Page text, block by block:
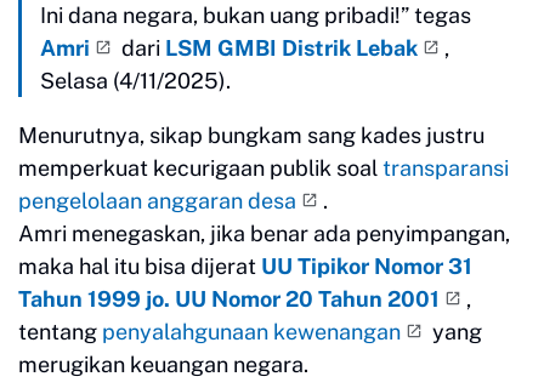
Ini dana negara, bukan uang pribadi!” tegas
Amri
dari LSM GMBI Distrik Lebak
,
Selasa (4/11/2025).
Menurutnya, sikap bungkam sang kades justru
memperkuat kecurigaan publik soal transparansi
pengelolaan anggaran desa
.
Amri menegaskan, jika benar ada penyimpangan,
maka hal itu bisa dijerat UU Tipikor Nomor 31
Tahun 1999 jo. UU Nomor 20 Tahun 2001
,
tentang penyalahgunaan kewenangan
yang
merugikan keuangan negara.